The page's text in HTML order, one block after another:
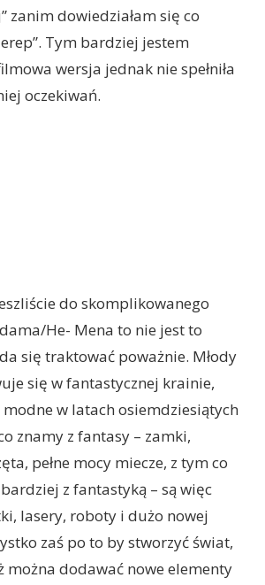
zanim dowiedziałam się co
Tym bardziej jestem
wersja jednak nie spełniła
oczekiwań.
do skomplikowanego
He- Mena to nie jest to
się traktować poważnie. Młody
się w fantastycznej krainie,
modne w latach osiemdziesiątych
znamy z fantasy – zamki,
pełne mocy miecze, z tym co
z fantastyką – są więc
lasery, roboty i dużo nowej
zaś po to by stworzyć świat,
można dodawać nowe elementy